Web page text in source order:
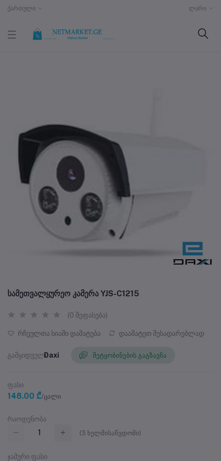
ქართული ლარი
სამეთვალყურეო კამერა YJS-C1215
(0 შეფასება)
რჩეულთა სიაში დამატება დაამატეთ შესადარებლად
გამყიდველიDaxi შეტყობინების გაგზავნა
ფასი
148.00 ₾/ცალი
რაოდენობა
(3 ხელმისაწვდომი)
ჯამური ფასი